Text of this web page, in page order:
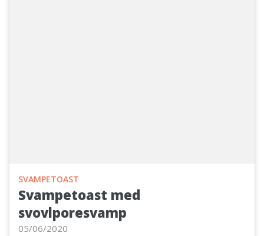
SVAMPETOAST
Svampetoast med
svovlporesvamp
05/06/2020